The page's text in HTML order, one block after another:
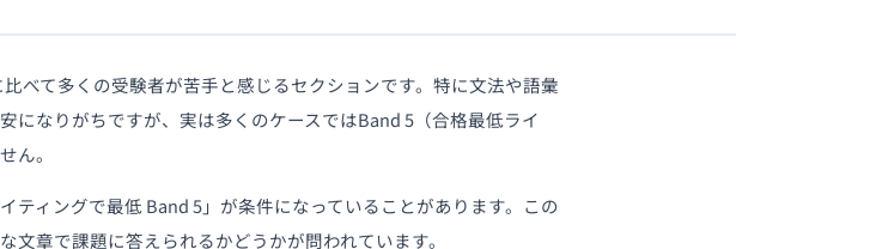
べて多くの受験者が苦手と感じるセクションです。特に文法や語彙
になりがちですが、実は多くのケースではBand 5（合格最低ライ
ん。
ティングで最低 Band 5」が条件になっていることがあります。この
章で課題に答えられるかどうかが問われています。